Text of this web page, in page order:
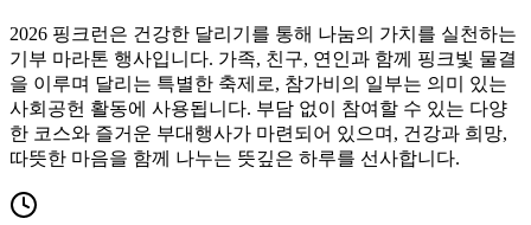
2026 핑크런은 건강한 달리기를 통해 나눔의 가치를 실천하는
기부 마라톤 행사입니다. 가족, 친구, 연인과 함께 핑크빛 물결
을 이루며 달리는 특별한 축제로, 참가비의 일부는 의미 있는
사회공헌 활동에 사용됩니다. 부담 없이 참여할 수 있는 다양
한 코스와 즐거운 부대행사가 마련되어 있으며, 건강과 희망,
따뜻한 마음을 함께 나누는 뜻깊은 하루를 선사합니다.